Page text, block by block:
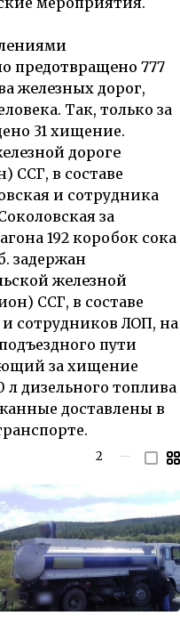
предотвращено 777
железных дорог,
Так, только за
31 хищение.
дороге
ССГ, в составе
и сотрудника
за
192 коробок сока
задержан
железной
ССГ, в составе
сотрудников ЛОП, на
пути
за хищение
л дизельного топлива
доставлены в
2 —